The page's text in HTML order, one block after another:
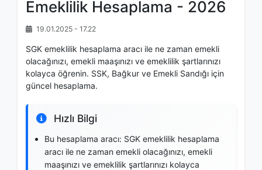
Emeklilik Hesaplama - 2026
19.01.2025 - 17.22
SGK emeklilik hesaplama aracı ile ne zaman emekli
olacağınızı, emekli maaşınızı ve emeklilik şartlarınızı
kolayca öğrenin. SSK, Bağkur ve Emekli Sandığı için
güncel hesaplama.
Hızlı Bilgi
Bu hesaplama aracı: SGK emeklilik hesaplama
aracı ile ne zaman emekli olacağınızı, emekli
maaşınızı ve emeklilik şartlarınızı kolayca